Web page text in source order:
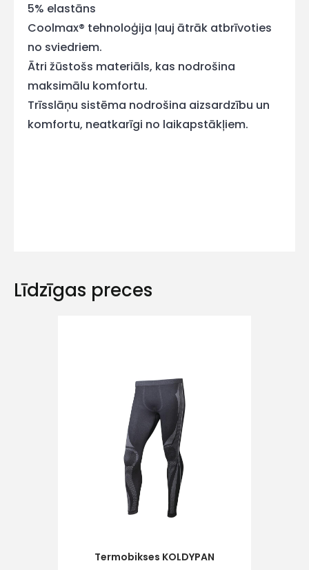
5% elastāns
Coolmax® tehnoloģija ļauj ātrāk atbrīvoties
no sviedriem.
Ātri žūstošs materiāls, kas nodrošina
maksimālu komfortu.
Trīsslāņu sistēma nodrošina aizsardzību un
komfortu, neatkarīgi no laikapstākļiem.
Līdzīgas preces
Termobikses KOLDYPAN
mums!
iespējas
Vārds
Piekrītu SIA Hards
lietošanas noteikumiem
Piekrītu saņemt
Sūtīt ziņojumu